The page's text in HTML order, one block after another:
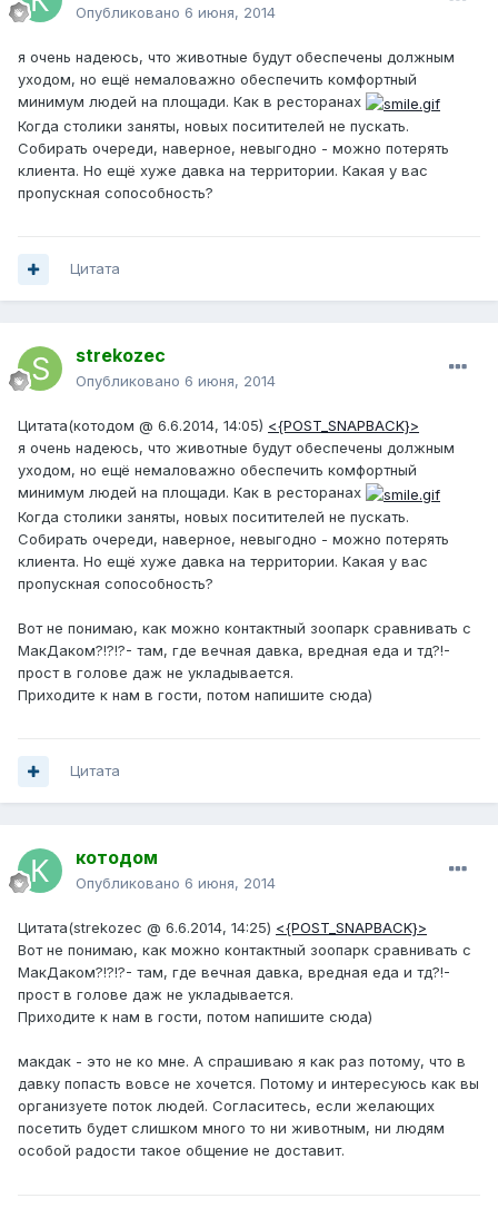
Опубликовано 6 июня, 2014
я очень надеюсь, что животные будут обеспечены должным
уходом, но ещё немаловажно обеспечить комфортный
минимум людей на площади. Как в ресторанах
Когда столики заняты, новых поситителей не пускать.
Собирать очереди, наверное, невыгодно - можно потерять
клиента. Но ещё хуже давка на территории. Какая у вас
пропускная сопособность?
Цитата
strekozec
Опубликовано 6 июня, 2014
Цитата(котодом @ 6.6.2014, 14:05) <{POST_SNAPBACK}>
я очень надеюсь, что животные будут обеспечены должным
уходом, но ещё немаловажно обеспечить комфортный
минимум людей на площади. Как в ресторанах
Когда столики заняты, новых поситителей не пускать.
Собирать очереди, наверное, невыгодно - можно потерять
клиента. Но ещё хуже давка на территории. Какая у вас
пропускная сопособность?
Вот не понимаю, как можно контактный зоопарк сравнивать с
МакДаком?!?!?- там, где вечная давка, вредная еда и тд?!-
прост в голове даж не укладывается.
Приходите к нам в гости, потом напишите сюда)
Цитата
котодом
Опубликовано 6 июня, 2014
Цитата(strekozec @ 6.6.2014, 14:25) <{POST_SNAPBACK}>
Вот не понимаю, как можно контактный зоопарк сравнивать с
МакДаком?!?!?- там, где вечная давка, вредная еда и тд?!-
прост в голове даж не укладывается.
Приходите к нам в гости, потом напишите сюда)
макдак - это не ко мне. А спрашиваю я как раз потому, что в
давку попасть вовсе не хочется. Потому и интересуюсь как вы
организуете поток людей. Согласитесь, если желающих
посетить будет слишком много то ни животным, ни людям
особой радости такое общение не доставит.